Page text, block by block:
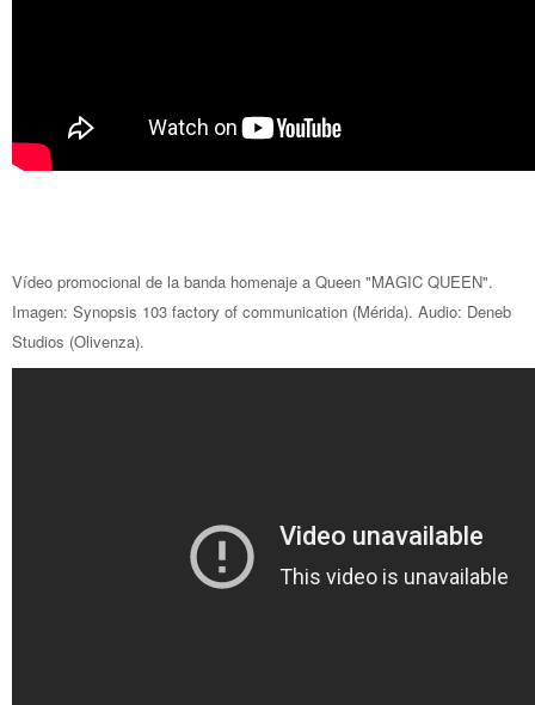
Vídeo promocional de la banda homenaje a Queen "MAGIC QUEEN".
Imagen: Synopsis 103 factory of communication (Mérida). Audio: Deneb
Studios (Olivenza).